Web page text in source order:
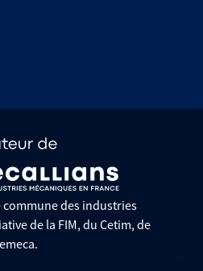
des industries
de la FIM, du Cetim, de